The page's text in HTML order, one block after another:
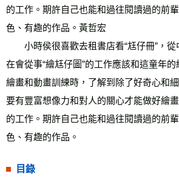
的工作。期許自己也能和過往閱讀過的前
色、有趣的作品。黃哲宏
小時侯很喜歡去租書店看“尪仔冊”，從
在會從事“繪尪仔圖”的工作應該和這童年
繪畫和動畫訓練時，了解到除了好奇心和
要有豐富想像力和對人的關心才能做好繪
的工作。期許自己也能和過往閱讀過的前
色、有趣的作品。
目錄